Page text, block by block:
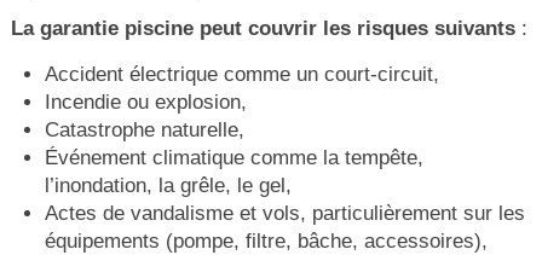
La garantie piscine peut couvrir les risques suivants:
Accident électrique comme un court-circuit,
Incendie ou explosion,
Catastrophe naturelle,
Événement climatique comme la tempête,
l’inondation, la grêle, le gel,
Actes de vandalisme et vols, particulièrement sur les
équipements (pompe, filtre, bâche, accessoires),